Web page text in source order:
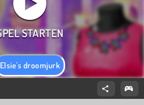
Elsie's droomjurk